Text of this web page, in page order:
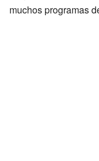
muchos programas